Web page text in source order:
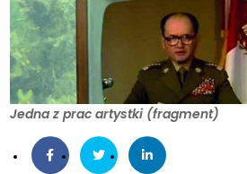
Jedna z prac artystki (fragment)